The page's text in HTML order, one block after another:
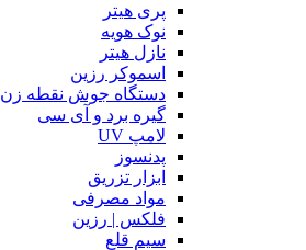
پری هیتر
نوک هویه
نازل هیتر
اسموکر رزین
دستگاه جوش نقطه زن
گیره برد و آی سی
لامپ UV
پدنسوز
ابزار تزریق
مواد مصرفی
فلکس | رزین
سیم قلع